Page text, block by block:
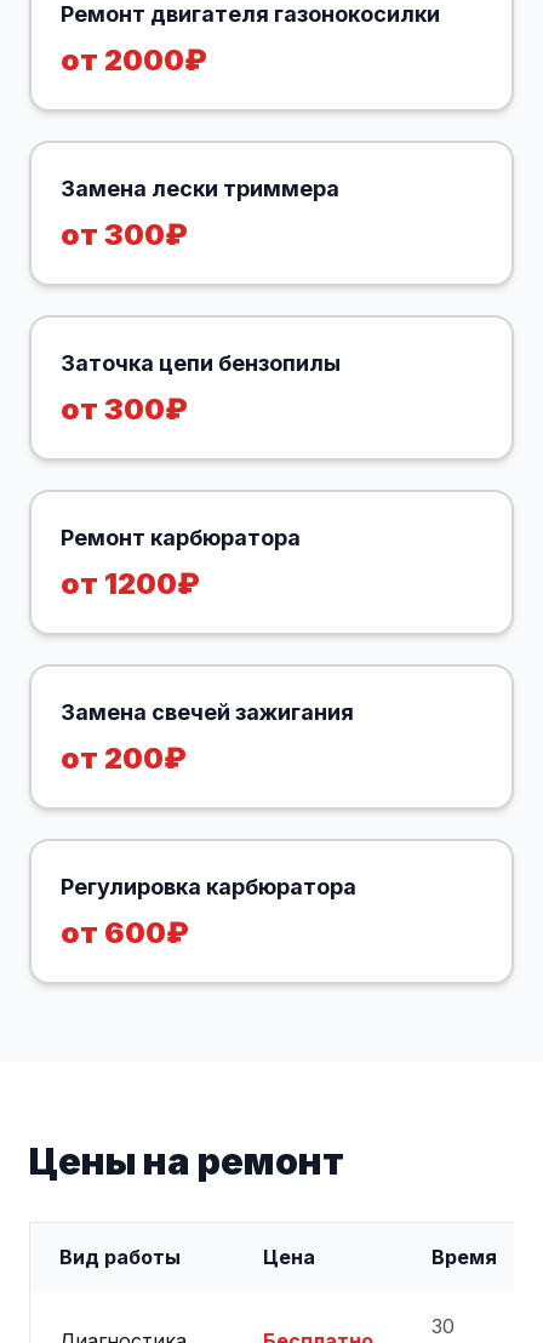
Ремонт двигателя газонокосилки
от 2000₽
Замена лески триммера
от 300₽
Заточка цепи бензопилы
от 300₽
Ремонт карбюратора
от 1200₽
Замена свечей зажигания
от 200₽
Регулировка карбюратора
от 600₽
Цены на ремонт
Вид работы Цена Время
30